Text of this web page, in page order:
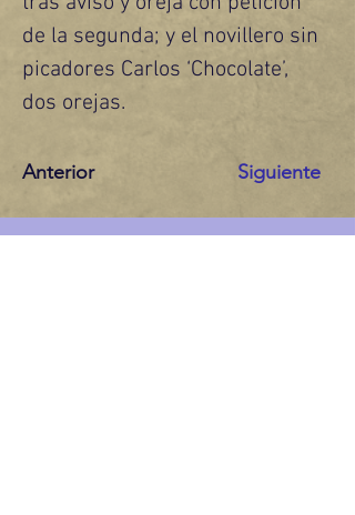
de la segunda; y el novillero sin
picadores Carlos ‘Chocolate’,
dos orejas.
Anterior Siguiente